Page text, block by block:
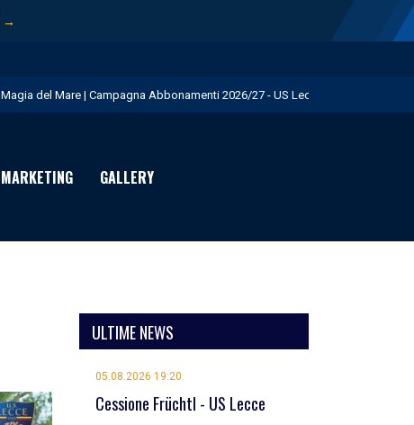
→
Magia del Mare | Campagna Abbonamenti 2026/27 - US Lecce
Visita istituzionale al Via del Mare - US Lecce
Cessione Burnete - US Lecce
MARKETING GALLERY
ULTIME NEWS
05.08.2026 19:20
Cessione Früchtl - US Lecce